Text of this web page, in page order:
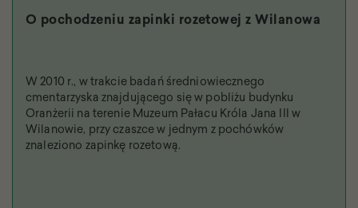
O pochodzeniu zapinki rozetowej z Wilanowa
W 2010 r., w trakcie badań średniowiecznego
cmentarzyska znajdującego się w pobliżu budynku
Oranżerii na terenie Muzeum Pałacu Króla Jana III w
Wilanowie, przy czaszce w jednym z pochówków
znaleziono zapinkę rozetową.